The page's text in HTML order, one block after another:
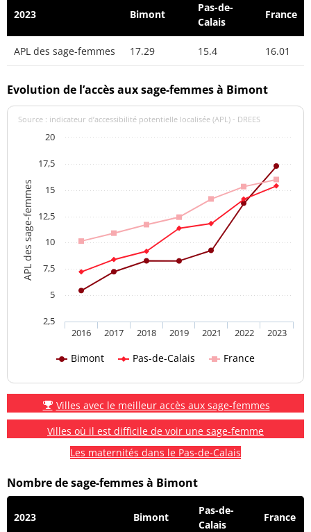
2023 Bimont
Pas-de-
Calais
France
APL des sage-femmes 17.29 15.4 16.01
Evolution de l’accès aux sage-femmes à Bimont
APL des sage-femmes
Source : indicateur d’accessibilité potentielle localisée (APL) - DREES
Bimont Pas-de-Calais France
2016 2017 2018 2019 2021 2022 2023
2,5
5
7,5
10
12,5
15
17,5
20
Villes avec le meilleur accès aux sage-femmes
Villes où il est difficile de voir une sage-femme
Les maternités dans le Pas-de-Calais
Nombre de sage-femmes à Bimont
2023 Bimont
Pas-de-
Calais
France